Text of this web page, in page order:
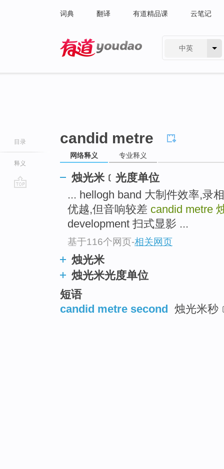
词典 翻译 有道精品课 云笔记
中英
目录
释义
candid metre
网络释义 专业释义
烛光米﹝光度单位
... hellogh band 大制件效率,录
优越,但音响较差 candid metre
development 扫式显影 ...
基于116个网页-相关网页
烛光米
烛光米光度单位
短语
candid metre second
烛光米秒